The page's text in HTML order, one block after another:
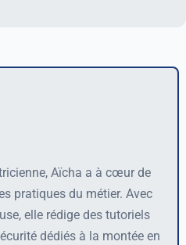
Aïcha a à cœur de
pratiques du métier. Avec
elle rédige des tutoriels
dédiés à la montée en